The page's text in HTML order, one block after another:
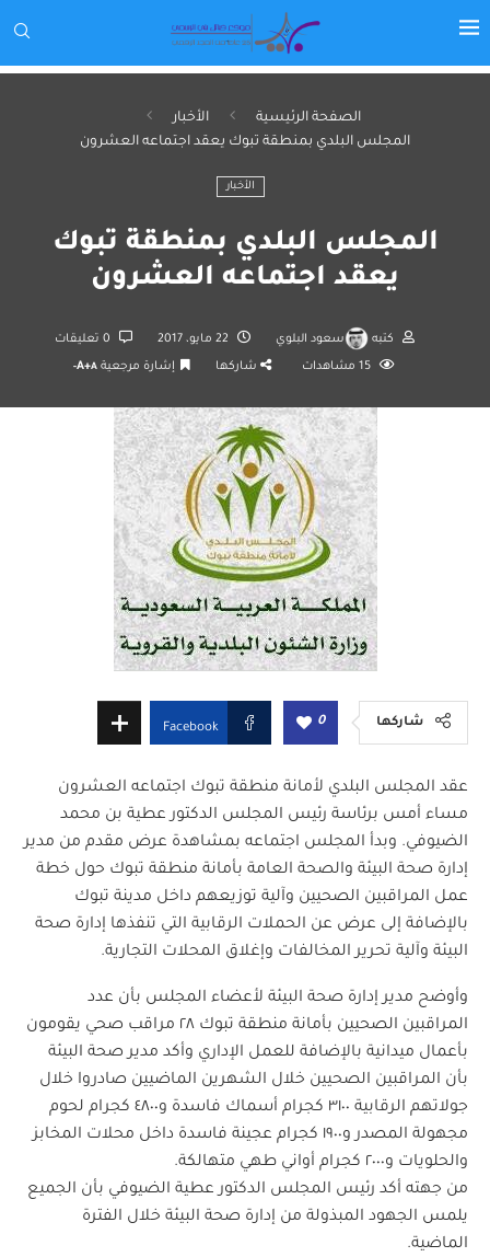
الصفحة الرئيسية
الأخبار
المجلس البلدي بمنطقة تبوك يعقد اجتماعه العشرون
الأخبار
المجلس البلدي بمنطقة تبوك
يعقد اجتماعه العشرون
كتبه سعود البلوي 22 مايو، 2017
15 مشاهدات شاركها إشارة مرجعية A+A-
شاركها 0
Facebook
عقد المجلس البلدي لأمانة منطقة تبوك اجتماعه العشرون
مساء أمس برئاسة رئيس المجلس الدكتور عطية بن محمد
الضيوفي. وبدأ المجلس اجتماعه بمشاهدة عرض مقدم من مدير
إدارة صحة البيئة والصحة العامة بأمانة منطقة تبوك حول خطة
عمل المراقبين الصحيين وآلية توزيعهم داخل مدينة تبوك
بالإضافة إلى عرض عن الحملات الرقابية التي تنفذها إدارة صحة
البيئة وآلية تحرير المخالفات وإغلاق المحلات التجارية.
وأوضح مدير إدارة صحة البيئة لأعضاء المجلس بأن عدد
المراقبين الصحيين بأمانة منطقة تبوك ٢٨ مراقب صحي يقومون
بأعمال ميدانية بالإضافة للعمل الإداري وأكد مدير صحة البيئة
بأن المراقبين الصحيين خلال الشهرين الماضيين صادروا خلال
جولاتهم الرقابية ٣١٠٠ كجرام أسماك فاسدة و٤٨٠٠ كجرام لحوم
مجهولة المصدر و١٩٠٠ كجرام عجينة فاسدة داخل محلات المخابز
والحلويات و٢٠٠٠ كجرام أواني طهي متهالكة.
من جهته أكد رئيس المجلس الدكتور عطية الضيوفي بأن الجميع
يلمس الجهود المبذولة من إدارة صحة البيئة خلال الفترة
الماضية.